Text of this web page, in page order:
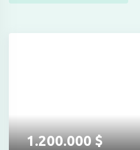
1.200.000$